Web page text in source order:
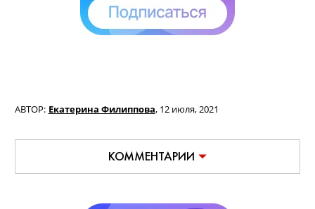
АВТОР: Екатерина Филиппова, 12 июля, 2021
КОММЕНТАРИИ